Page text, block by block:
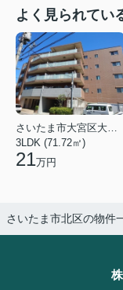
よく見られてい
3LDK (71.72㎡)
21万円
さいたま市北区の物件